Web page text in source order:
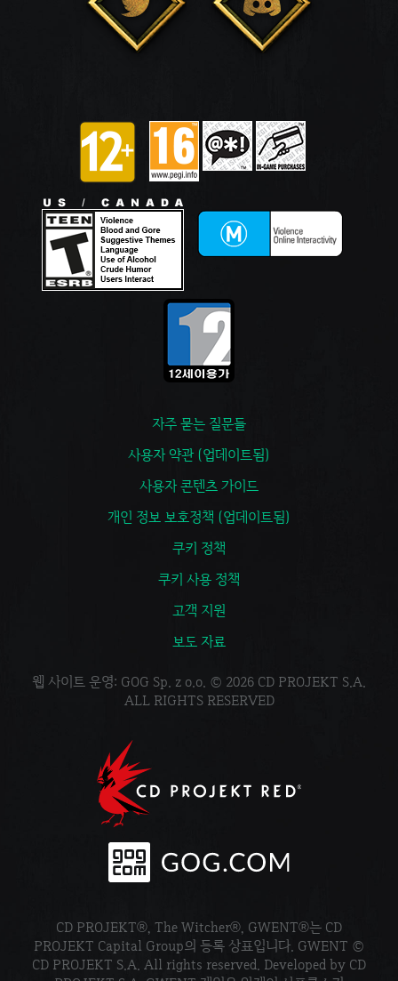
자주 묻는 질문들
사용자 약관 (업데이트됨)
사용자 콘텐츠 가이드
개인 정보 보호정책 (업데이트됨)
쿠키 정책
쿠키 사용 정책
고객 지원
보도 자료
웹 사이트 운영: GOG Sp. z o.o. © 2026 CD PROJEKT S.A.
ALL RIGHTS RESERVED
CD PROJEKT®, The Witcher®, GWENT®는 CD
PROJEKT Capital Group의 등록 상표입니다. GWENT ©
CD PROJEKT S.A. All rights reserved. Developed by CD